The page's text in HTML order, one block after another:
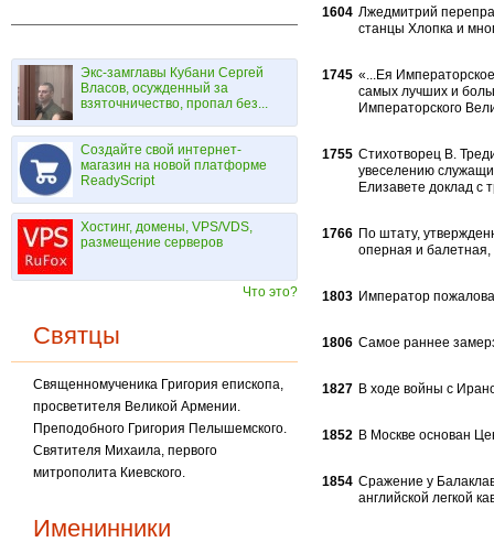
Экс-замглавы Кубани Сергей
Власов, осужденный за
взяточничество, пропал без...
Создайте свой интернет-
магазин на новой платформе
ReadyScript
Хостинг, домены, VPS/VDS,
размещение серверов
Что это?
Святцы
Священномученика Григория епископа,
просветителя Великой Армении.
Преподобного Григория Пелышемского.
Святителя Михаила, первого
митрополита Киевского.
Именинники
1604 Лжедмитрий
станцы Хлопка и
1745 «...Ея
самых лучших и
Императорского
1755 Стихотворец В.
увеселению
Елизавете доклад с
1766 По штату,
оперная и балетная,
1803 Император
1806 Самое раннее
1827 В ходе войны с
1852 В Москве основан
1854 Сражение у
англий­ской легкой